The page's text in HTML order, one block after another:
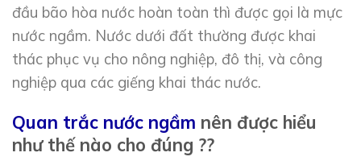
đầu bão hòa nước hoàn toàn thì được gọi là mực
nước ngầm. Nước dưới đất thường được khai
thác phục vụ cho nông nghiệp, đô thị, và công
nghiệp qua các giếng khai thác nước.
Quan trắc nước ngầm nên được hiểu
như thế nào cho đúng ??